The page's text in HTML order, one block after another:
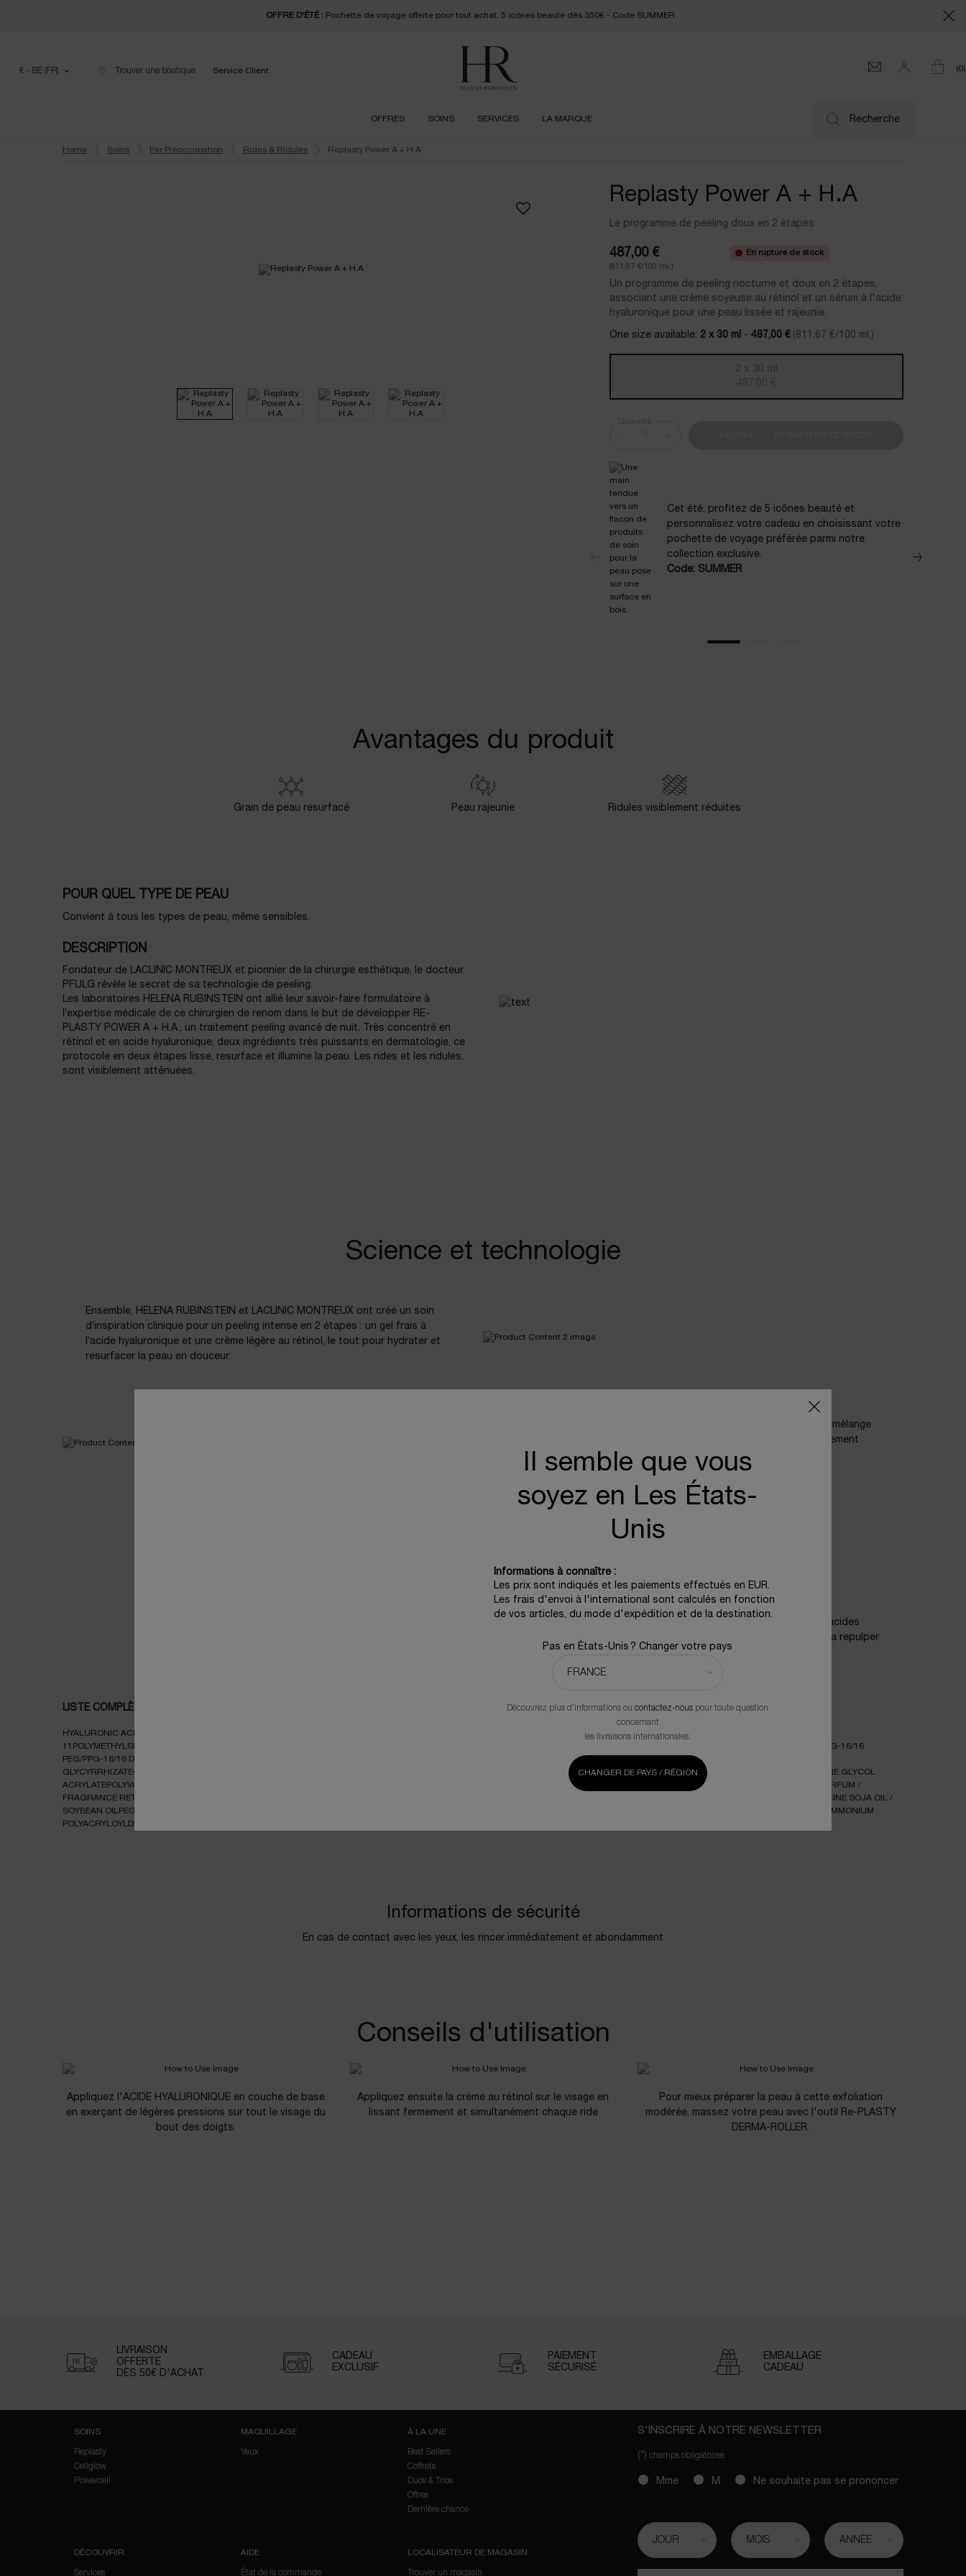
OFFRE D'ÉTÉ : Pochette de voyage offerte pour tout achat, 5 icônes beauté dès 350€ - Code SUMMER
€ - BE (FR) Trouver une boutique Service Client 0
0 produit
OFFRES SOINS SERVICES LA MARQUE Recherche
Contenu principal
Home Soins Par Préoccupation Rides & Ridules Replasty Power A + H.A
Replasty Power A + H.A
Le programme de peeling doux en 2 étapes
487,00 €
(811,67 €/100 ml.)
En rupture de stock
Un programme de peeling nocturne et doux en 2 étapes,
associant une crème soyeuse au rétinol et un sérum à l'acide
hyaluronique pour une peau lissée et rajeunie.
One size available: 2 x 30 ml - 487,00 € (811,67 €/100 ml.)
Cet été, profitez de 5 icônes beauté et
personnalisez votre cadeau en choisissant votre
pochette de voyage préférée parmi notre
collection exclusive. ​
Code: SUMMER
Avantages du produit
Grain de peau resurfacé Peau rajeunie Ridules visiblement réduites
POUR QUEL TYPE DE PEAU
Convient à tous les types de peau, même sensibles.
DESCRIPTION
Fondateur de LACLINIC MONTREUX et pionnier de la chirurgie esthétique, le docteur
PFULG révèle le secret de sa technologie de peeling.
Les laboratoires HELENA RUBINSTEIN ont allié leur savoir-faire formulatoire à
l’expertise médicale de ce chirurgien de renom dans le but de développer RE-
PLASTY POWER A + H.A., un traitement peeling avancé de nuit. Très concentré en
rétinol et en acide hyaluronique, deux ingrédients très puissants en dermatologie, ce
protocole en deux étapes lisse, resurface et illumine la peau. Les rides et les ridules,
sont visiblement atténuées.
Science et technologie
Ensemble, HELENA RUBINSTEIN et LACLINIC MONTREUX ont créé un soin
d’inspiration clinique pour un peeling intense en 2 étapes : un gel frais à
l’acide hyaluronique et une crème légère au rétinol, le tout pour hydrater et
resurfacer la peau en douceur.
Associer l’acide hyaluronique à une petite dose de rétinol rend le mélange
très apaisant et augmente la tolérance au rétinol, tout particulièrement
pour les peaux sensibles.
Ingrédients
Cette formule se complète d'une combinaison de 3 acides
hyaluroniques pour apaiser efficacement la peau et la repulper
durablement.
LISTE COMPLÈTE DES INGRÉDIENTS
HYALURONIC ACID GELAQUA / WATER CYCLOHEXASILOXANE GLYCERINALCOHOL DENATHYDROXYPROPYL TETRAHYDROPYRANTRIOLPROPYLENE GLYCOLPOLYSILICONE-
11POLYMETHYLSILSESQUIOXANESODIUM HYALURONATEDIMETHICONECITRUS NOBILIS PEEL OIL / MANDARIN ORANGE PEEL OILPEG-20 METHYL GLUCOSE SESQUISTEARATEBIS-PEG/PPG-16/16
PEG/PPG-16/16 DIMETHICONESODIUM CHLORIDESODIUM HYDROXIDECELLULOSE ACETATE BUTYRATEADENOSINEAMMONIUM POLYACRYLOYLDIMETHYL TAURATEDIPOTASSIUM
GLYCYRRHIZATECAPRYLIC/CAPRIC TRIGLYCERIDECAPRYLOYL SALICYLIC ACIDCAPRYLYL GLYCOLTRISODIUM ETHYLENEDIAMINE DISUCCINATEXANTHAN GUMPOLYPHOSPHORYLCHOLINE GLYCOL
ACRYLATEPOLYVINYL ALCOHOLOCTYLDODECANOLBUTYLENE GLYCOLTOCOPHEROLPENTAERYTHRITYL TETRA-DI-T-BUTYL HYDROXYHYDROCINNAMATE PHENOXYETHANOLLIMONENEPARFUM /
FRAGRANCE RETINOL CREAMAQUA / WATERGLYCERINDICAPRYLYL ETHERISOPROPYL ISOSTEARATEOCTYLDODECANOLCETYL ALCOHOLBEHENYL ALCOHOLDIPROPYLENE GLYCOLGLYCINE SOJA OIL /
SOYBEAN OILPEG-100 STEARATECARBOMERCETEARYL ALCOHOLCETEARYL GLUCOSIDEMETHYLDIHYDROJASMONATESODIUM HYALURONATESODIUM HYDROXIDERETINOLADENOSINEAMMONIUM
POLYACRYLOYLDIMETHYL TAURATEHYDROXYACETOPHENONECAPRYLYL GLYCOLTOCOPHEROLPHENOXYETHANOLCHLORPHENESIN PARFUM / FRAGRANCE
Informations de sécurité
En cas de contact avec les yeux, les rincer immédiatement et abondamment
Conseils d'utilisation
Appliquez l'ACIDE HYALURONIQUE en couche de base
en exerçant de légères pressions sur tout le visage du
bout des doigts.
Appliquez ensuite la crème au rétinol sur le visage en
lissant fermement et simultanément chaque ride
Pour mieux préparer la peau à cette exfoliation
modérée, massez votre peau avec l'outil Re-PLASTY
DERMA-ROLLER.
LIVRAISON
OFFERTE
DÈS 50€ D'ACHAT
CADEAU
EXCLUSIF
PAIEMENT
SÉCURISÉ
EMBALLAGE
CADEAU
SOINS
Replasty
Cellglow
Powercell
MAQUILLAGE
Yeux
À LA UNE
Best Sellers
Coffrets
Duos & Trios
Offres
Dernière chance
DÉCOUVRIR
Services
AIDE
État de la commande
LOCALISATEUR DE MAGASIN
Trouver un magasin
S'INSCRIRE À NOTRE NEWSLETTER
(*) champs obligatoires
newslettersignup.title.legend
Mme M Ne souhaite pas se prononcer
Il semble que vous
soyez en Les États-
Unis
Informations à connaître :
Les prix sont indiqués et les paiements effectués en EUR.
Les frais d'envoi à l'international sont calculés en fonction
de vos articles, du mode d'expédition et de la destination.
Pas en États-Unis ? Changer votre pays
Découvrez plus d'informations ou contactez-nous pour toute question
concernant
les livraisons internationales.
CHANGER DE PAYS / RÉGION